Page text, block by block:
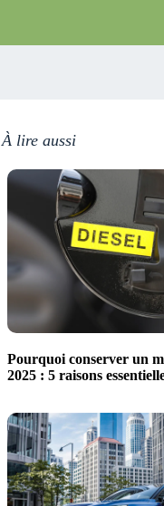
À lire aussi
Pourquoi conserver un
2025 : 5 raisons